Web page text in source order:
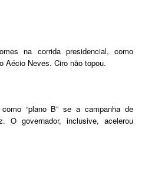
na corrida presidencial, como
Aécio Neves. Ciro não topou.
“plano B” se a campanha de
O governador, inclusive, acelerou